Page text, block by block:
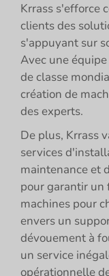
Krrass s'efforce
clients des
s'appuyant sur
Avec une
de classe
création de
des experts.
De plus, Krrass
services
maintenance et
pour garantir un
machines pour
envers un
dévouement à
un service
opérationnelle